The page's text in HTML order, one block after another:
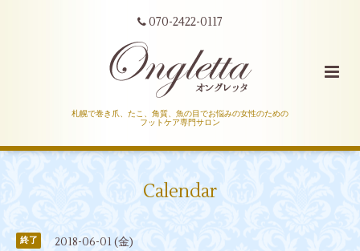
070-2422-0117
札幌で巻き爪、たこ、角質、魚の目でお悩みの女性のための
フットケア専門サロン
Calendar
終了 2018-06-01 (金)